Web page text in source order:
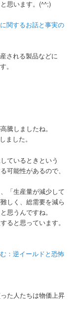
思います。(^^;)
関するお話と事実の
される製品などに
。
騰しましたね。
ました。
ているときという
可能性があるので、
「生産量が減少して
しく、総需要を減ら
思うんですね。
ると思っています。
：逆イールドと恐怖
た人たちは物価上昇